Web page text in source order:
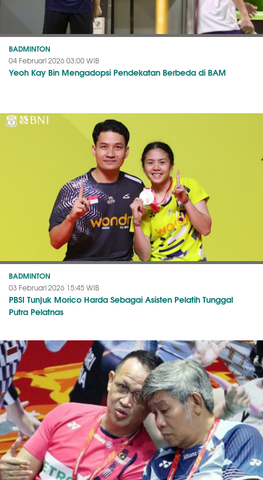
BADMINTON
04 Februari 2026 03:00 WIB
Yeoh Kay Bin Mengadopsi Pendekatan Berbeda di BAM
BADMINTON
03 Februari 2026 15:45 WIB
PBSI Tunjuk Morico Harda Sebagai Asisten Pelatih Tunggal
Putra Pelatnas